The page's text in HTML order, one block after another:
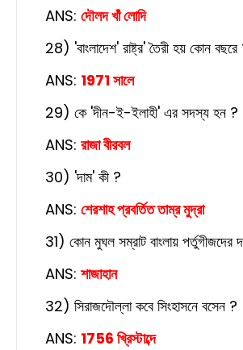
ANS: দৌলদ খাঁ লোদি
28) 'বাংলাদেশ' রাষ্ট্র' তৈরী হয় কোন
ANS: 1971 সালে
29) কে 'দীন-ই-ইলাহী' এর সদস্য হন ?
ANS: রাজা বীরবল
30) 'দাম' কী ?
ANS: শেরশাহ প্রবর্তিত তাম্র মুদ্রা
31) কোন মুঘল সম্রাট বাংলায় পর্তুগীজদের
ANS: শাজাহান
32) সিরাজদৌল্লা কবে সিংহাসনে বসেন ?
ANS: 1756 খ্রিস্টাব্দে